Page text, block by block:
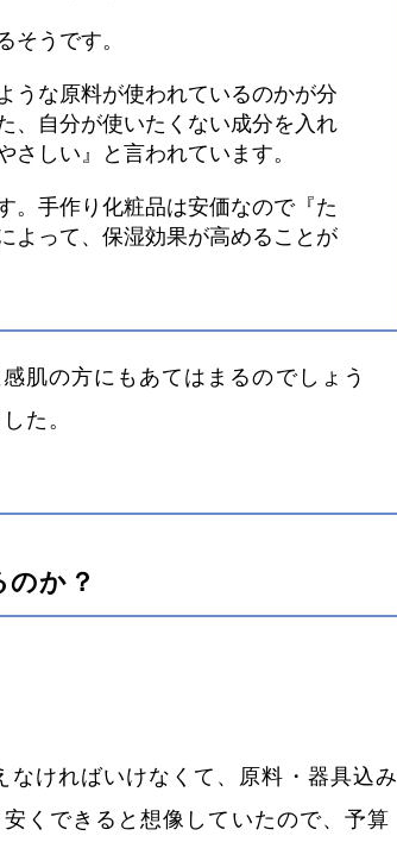
そうです。
うな原料が使われているのかが分
、自分が使いたくない成分を入れ
しい』と言われています。
。手作り化粧品は安価なので『た
よって、保湿効果が高めることが
肌の方にもあてはまるのでしょう
た。
か？
ければいけなくて、原料・器具込み
くできると想像していたので、予算